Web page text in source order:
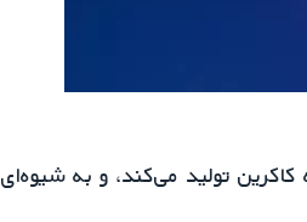
تولید می‌کند، و به شیوه‌ای